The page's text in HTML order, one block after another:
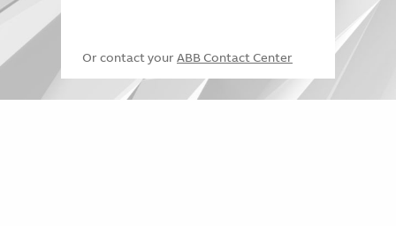
Or contact your ABB Contact Center